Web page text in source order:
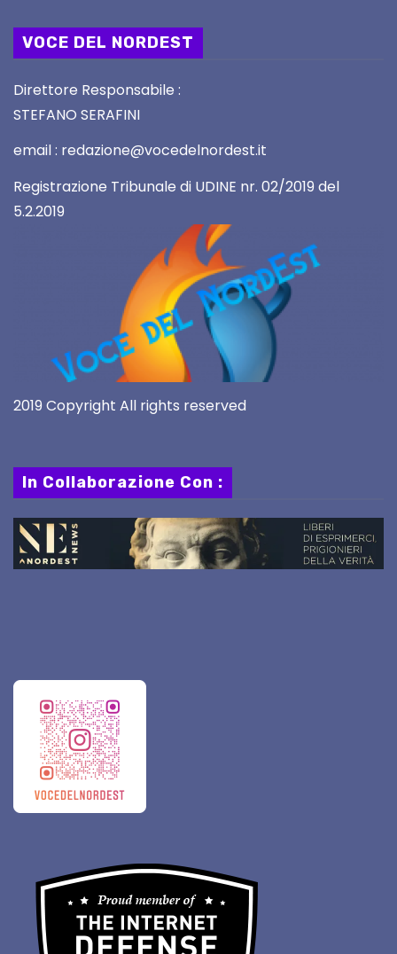
VOCE DEL NORDEST
Direttore Responsabile :
STEFANO SERAFINI
email : redazione@vocedelnordest.it
Registrazione Tribunale di UDINE nr. 02/2019 del
5.2.2019
2019 Copyright All rights reserved
In Collaborazione Con :